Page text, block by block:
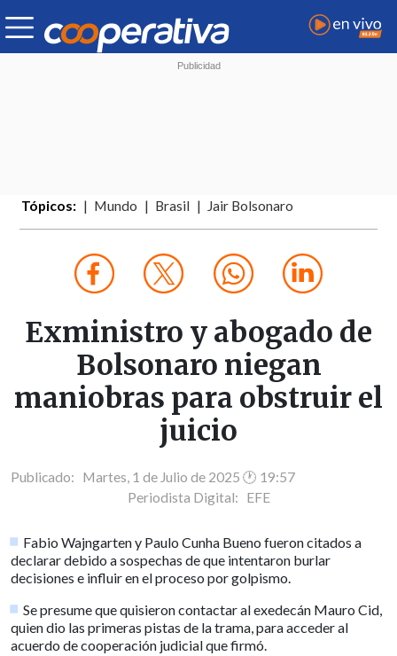
Tópicos: Mundo Brasil Jair Bolsonaro
Exministro y abogado de
Bolsonaro niegan
maniobras para obstruir el
juicio
Publicado: Martes, 1 de Julio de 2025 🕐 19:57
Periodista Digital: EFE
Fabio Wajngarten y Paulo Cunha Bueno fueron citados a
declarar debido a sospechas de que intentaron burlar
decisiones e influir en el proceso por golpismo.
Se presume que quisieron contactar al exedecán Mauro Cid,
quien dio las primeras pistas de la trama, para acceder al
acuerdo de cooperación judicial que firmó.